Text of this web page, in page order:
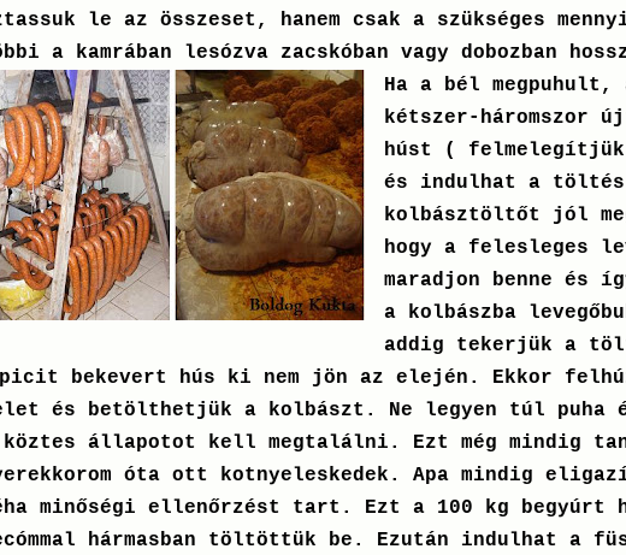
le az összeset, hanem csak a szükséges
a kamrában lesózva zacskóban vagy dobozban
Ha a bél megpuhult,
kétszer-háromszor
húst ( felmelegítjük
és indulhat a
kolbásztöltőt jól
hogy a felesleges
maradjon benne és
a kolbászba
addig tekerjük a
picit bekevert hús ki nem jön az elején. Ekkor
és betölthetjük a kolbászt. Ne legyen túl puha és
köztes állapotot kell megtalálni. Ezt még mindig
óta ott kotnyeleskedek. Apa mindig
minőségi ellenőrzést tart. Ezt a 100 kg begyúrt
hármasban töltöttük be. Ezután indulhat a